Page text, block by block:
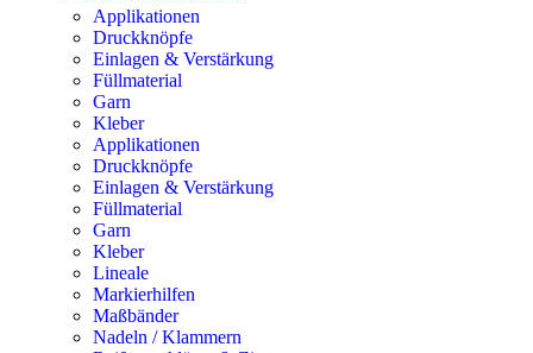
Applikationen
Druckknöpfe
Einlagen & Verstärkung
Füllmaterial
Garn
Kleber
Applikationen
Druckknöpfe
Einlagen & Verstärkung
Füllmaterial
Garn
Kleber
Lineale
Markierhilfen
Maßbänder
Nadeln / Klammern